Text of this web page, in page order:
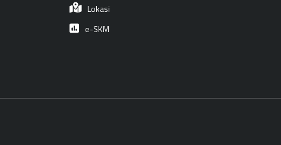
Lokasi
e-SKM